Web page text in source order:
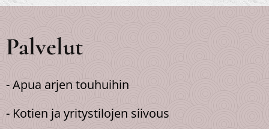
Palvelut
- Apua arjen touhuihin
- Kotien ja yritystilojen siivous